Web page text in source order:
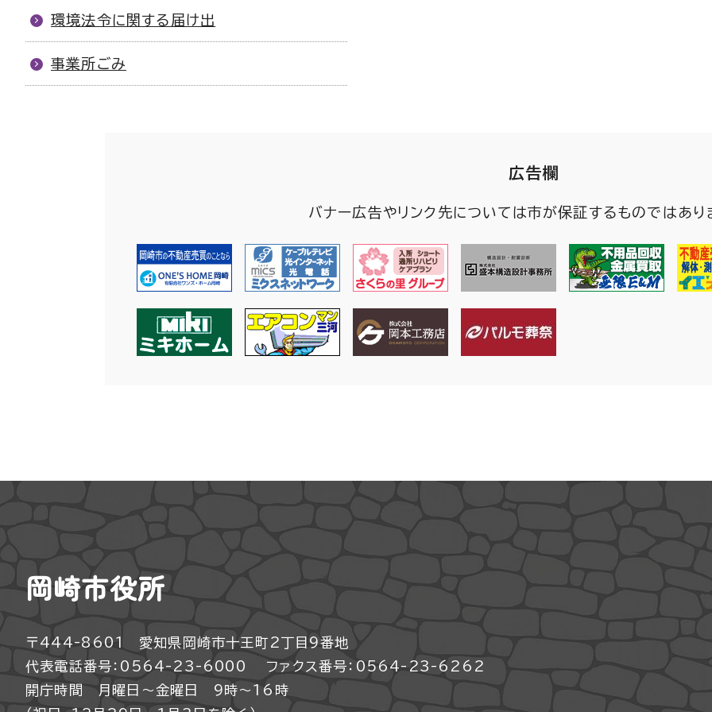
環境法令に関する届け出
事業所ごみ
広告欄
バナー広告やリンク先については市が保証するものではあり
岡崎市役所
〒444-8601 愛知県岡崎市十王町2丁目9番地
代表電話番号：0564-23-6000
ファクス番号：0564-23-6262
開庁時間 月曜日～金曜日 9時～16時